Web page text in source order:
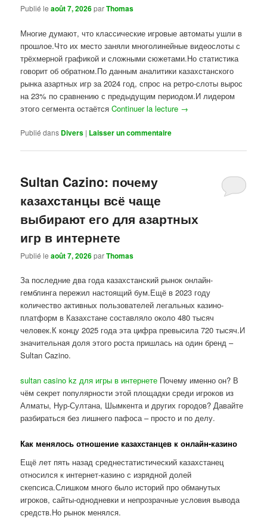
Publié leaoût 7, 2026parThomas
Многие думают, что классические игровые автоматы ушли в
прошлое.Что их место заняли многолинейные видеослоты с
трёхмерной графикой и сложными сюжетами.Но статистика
говорит об обратном.По данным аналитики казахстанского
рынка азартных игр за 2024 год, спрос на ретро-слоты вырос
на 23% по сравнению с предыдущим периодом.И лидером
этого сегмента остаётсяContinuer la lecture →
Publié dans Divers | Laisser un commentaire
Sultan Cazino: почему
казахстанцы всё чаще
выбирают его для азартных
игр в интернете
Publié leaoût 7, 2026parThomas
За последние два года казахстанский рынок онлайн-
гемблинга пережил настоящий бум.Ещё в 2023 году
количество активных пользователей легальных казино-
платформ в Казахстане составляло около 480 тысяч
человек.К концу 2025 года эта цифра превысила 720 тысяч.И
значительная доля этого роста пришлась на один бренд –
Sultan Cazino.
sultan casino kz для игры в интернете Почему именно он? В
чём секрет популярности этой площадки среди игроков из
Алматы, Нур-Султана, Шымкента и других городов? Давайте
разбираться без лишнего пафоса – просто и по делу.
Как менялось отношение казахстанцев к онлайн-казино
Ещё лет пять назад среднестатистический казахстанец
относился к интернет-казино с изрядной долей
скепсиса.Слишком много было историй про обманутых
игроков, сайты-однодневки и непрозрачные условия вывода
средств.Но рынок менялся.